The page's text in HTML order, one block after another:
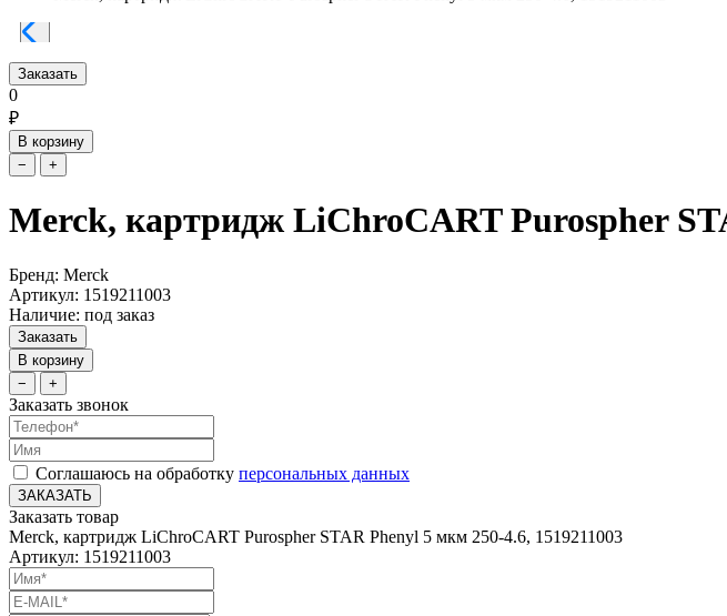
Заказать
0
₽
В корзину
−
+
Merck, картридж LiChroCART Purospher
Бренд: Merck
Артикул: 1519211003
Наличие: под заказ
Заказать
В корзину
−
+
Заказать звонок
Соглашаюсь на обработку персональных данных
ЗАКАЗАТЬ
Заказать товар
Merck, картридж LiChroCART Purospher STAR Phenyl 5 мкм 250-4.6, 1519211003
Артикул: 1519211003